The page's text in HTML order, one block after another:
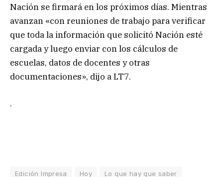
Nación se firmará en los próximos días. Mientras
avanzan «con reuniones de trabajo para verificar
que toda la información que solicitó Nación esté
cargada y luego enviar con los cálculos de
escuelas, datos de docentes y otras
documentaciones», dijo a LT7.
.
Edición Impresa Hoy Lo que hay que saber